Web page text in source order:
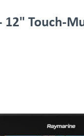
12" Touch-